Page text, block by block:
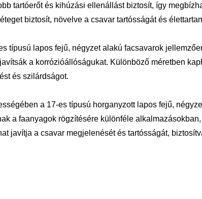
tartóerőt és kihúzási ellenállást biztosít, így
biztosít, növelve a csavar tartósságát és
típusú lapos fejű, négyzet alakú facsavarok
a korrózióállóságukat. Különböző méretben
és szilárdságot.
a 17-es típusú horganyzott lapos fejű,
a faanyagok rögzítésére különféle
javítja a csavar megjelenését és tartósságát,